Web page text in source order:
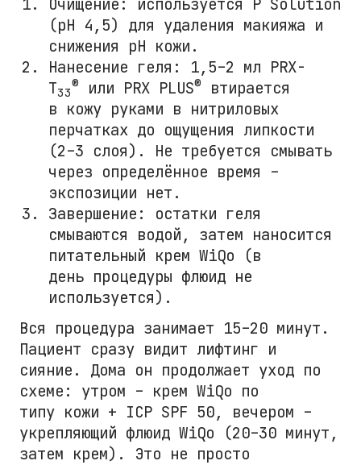
Очищение: используется P Solution
(pH 4,5) для удаления макияжа и
снижения pH кожи.
Нанесение геля: 1,5–2 мл PRX-
T33
® или PRX PLUS®
втирается
в кожу руками в нитриловых
перчатках до ощущения липкости
(2–3 слоя). Не требуется смывать
через определённое время –
экспозиции нет.
Завершение: остатки геля
смываются водой, затем наносится
питательный крем WiQo (в
день процедуры флюид не
используется).
Вся процедура занимает 15–20 минут.
Пациент сразу видит лифтинг и
сияние. Дома он продолжает уход по
схеме: утром – крем WiQo по
типу кожи + ICP SPF 50, вечером –
укрепляющий флюид WiQo (20–30 минут,
затем крем). Это не просто